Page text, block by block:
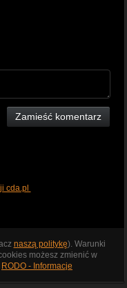
Zamieść komentarz
cda.pl
naszą politykę). Warunki
możesz zmienić w
RODO - Informacje